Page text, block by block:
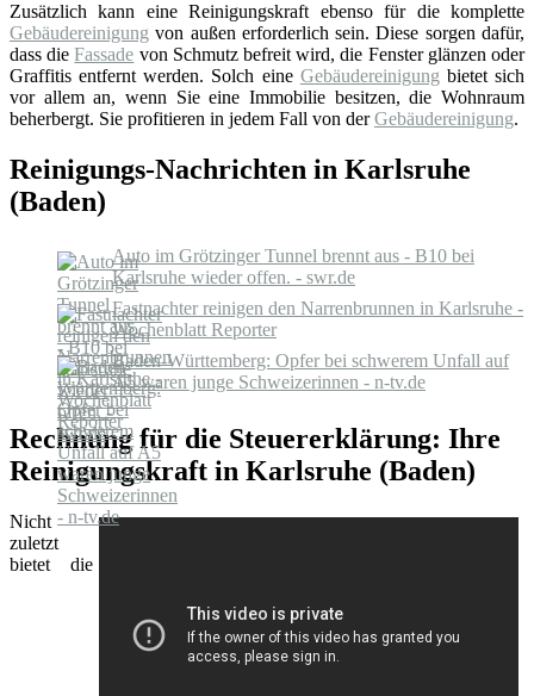
Zusätzlich kann eine Reinigungskraft ebenso für die komplette
Gebäudereinigung von außen erforderlich sein. Diese sorgen dafür,
dass dieFassade von Schmutz befreit wird, die Fenster glänzen oder
Graffitis entfernt werden. Solch eine Gebäudereinigung bietet sich
vor allem an, wenn Sie eine Immobilie besitzen, die Wohnraum
beherbergt. Sie profitieren in jedem Fall von derGebäudereinigung.
Reinigungs-Nachrichten in Karlsruhe
(Baden)
Auto im Grötzinger Tunnel brennt aus - B10 bei
Karlsruhe wieder offen. - swr.de
Fastnachter reinigen den Narrenbrunnen in Karlsruhe -
Wochenblatt Reporter
Baden-Württemberg: Opfer bei schwerem Unfall auf
A5 waren junge Schweizerinnen - n-tv.de
Rechnung für die Steuererklärung: Ihre
Reinigungskraft in Karlsruhe (Baden)
Nicht
zuletzt
bietet die